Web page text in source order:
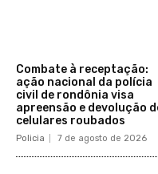
Combate à receptação:
ação nacional da polícia
civil de rondônia visa
apreensão e devolução
celulares roubados
Policia 7 de agosto de 2026